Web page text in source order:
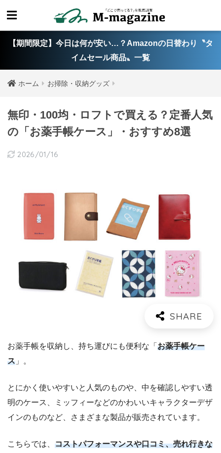
【期間限定】今日は何が安い…？Amazonの日替わり〝タ
イムセール商品〟一覧
ホーム お掃除・収納グッズ
無印・100均・ロフトで買える？定番人気
の「お薬手帳ケース」・おすすめ8選
2026/01/16
お薬手帳を収納し、持ち運びにも便利な「 お薬手帳ケー
ス 」。
とにかく使いやすいと人気のものや、中を確認しやすい透
明のケース、ミッフィーなどのかわいいキャラクターデザ
インのものなど、さまざまな製品が販売されています。
こちらでは、 コストパフォーマンスや口コミ、売れ行きな